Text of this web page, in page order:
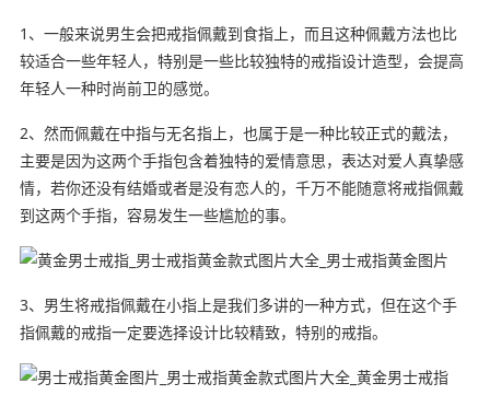
1、一般来说男生会把戒指佩戴到食指上，而且这种佩戴方法也比
较适合一些年轻人，特别是一些比较独特的戒指设计造型，会提高
年轻人一种时尚前卫的感觉。
2、然而佩戴在中指与无名指上，也属于是一种比较正式的戴法，
主要是因为这两个手指包含着独特的爱情意思，表达对爱人真挚感
情，若你还没有结婚或者是没有恋人的，千万不能随意将戒指佩戴
到这两个手指，容易发生一些尴尬的事。
3、男生将戒指佩戴在小指上是我们多讲的一种方式，但在这个手
指佩戴的戒指一定要选择设计比较精致，特别的戒指。